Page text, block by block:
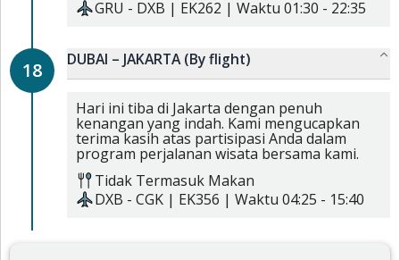
GRU - DXB | EK262 | Waktu 01:30 - 22:35
18 DUBAI – JAKARTA (By flight)
Hari ini tiba di Jakarta dengan penuh
kenangan yang indah. Kami mengucapkan
terima kasih atas partisipasi Anda dalam
program perjalanan wisata bersama kami.
Tidak Termasuk Makan
DXB - CGK | EK356 | Waktu 04:25 - 15:40